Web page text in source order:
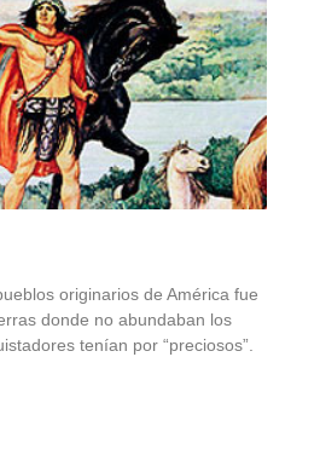
originarios de América fue
donde no abundaban los
tenían por “preciosos”.